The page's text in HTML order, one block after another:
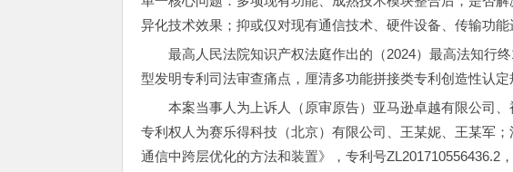
异化技术效果；抑或仅对现有通信技术、硬件设备、传输功
最高人民法院知识产权法庭作出的（2024）最高法知行
型发明专利司法审查痛点，厘清多功能拼接类专利创造性认定
本案当事人为上诉人（原审原告）亚马逊卓越有限公司
专利权人为赛乐得科技（北京）有限公司、王某妮、王某军
通信中跨层优化的方法和装置》，专利号ZL201710556436.2